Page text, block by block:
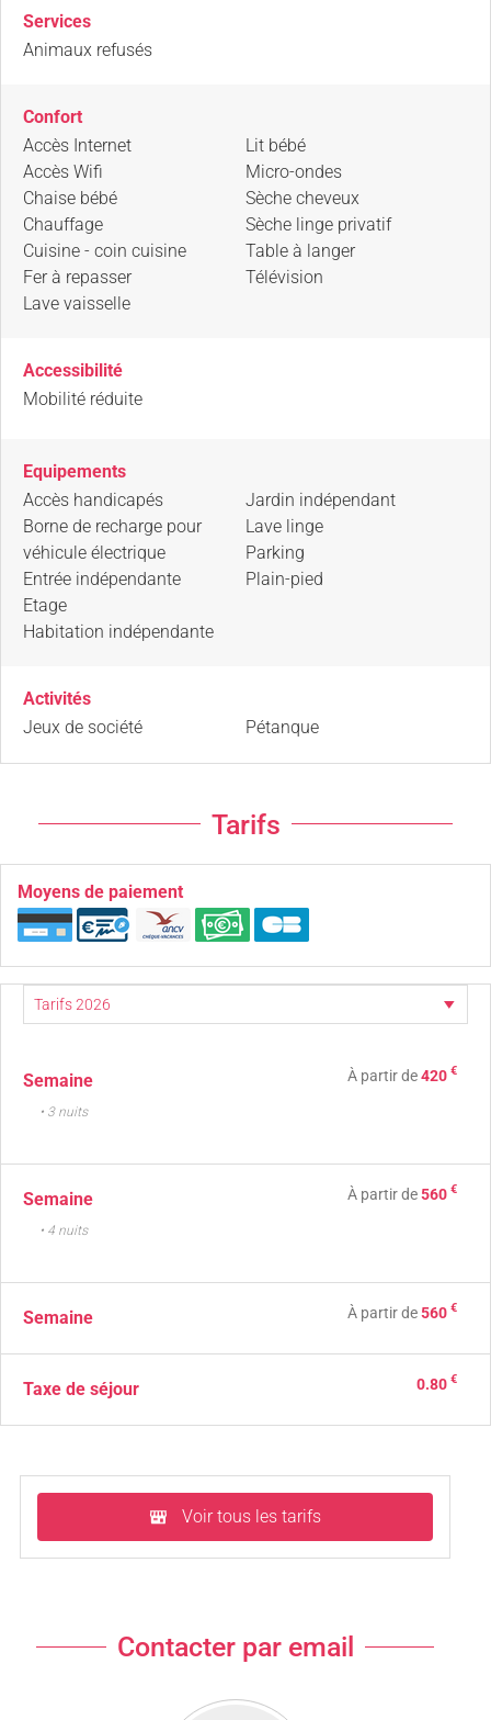
Services
Animaux refusés
Confort
Accès Internet
Accès Wifi
Chaise bébé
Chauffage
Cuisine - coin cuisine
Fer à repasser
Lave vaisselle
Lit bébé
Micro-ondes
Sèche cheveux
Sèche linge privatif
Table à langer
Télévision
Accessibilité
Mobilité réduite
Equipements
Accès handicapés
Borne de recharge pour
véhicule électrique
Entrée indépendante
Etage
Habitation indépendante
Jardin indépendant
Lave linge
Parking
Plain-pied
Activités
Jeux de société
Pétanque
Tarifs
Moyens de paiement
Semaine À partir de420 €
• 3 nuits
Semaine À partir de560 €
• 4 nuits
Semaine À partir de560 €
Taxe de séjour 0.80 €
Voir tous les tarifs
Contacter par email